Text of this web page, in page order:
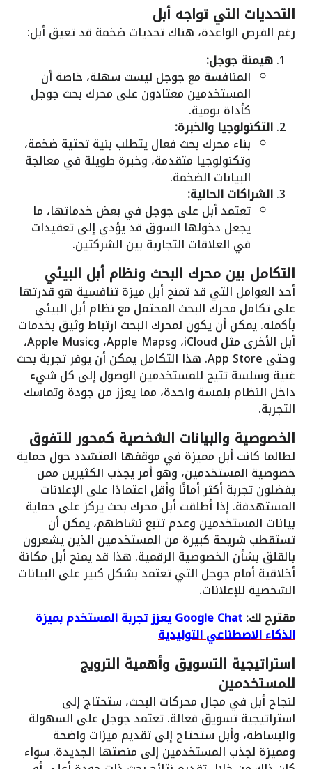
التحديات التي تواجه أبل
رغم الفرص الواعدة، هناك تحديات ضخمة قد تعيق أبل:
هيمنة جوجل:
المنافسة مع جوجل ليست سهلة، خاصة أن
المستخدمين معتادون على محرك بحث جوجل
كأداة يومية.
التكنولوجيا والخبرة:
بناء محرك بحث فعال يتطلب بنية تحتية ضخمة،
وتكنولوجيا متقدمة، وخبرة طويلة في معالجة
البيانات الضخمة.
الشراكات الحالية:
تعتمد أبل على جوجل في بعض خدماتها، ما
يجعل دخولها السوق قد يؤدي إلى تعقيدات
في العلاقات التجارية بين الشركتين.
التكامل بين محرك البحث ونظام أبل البيئي
أحد العوامل التي قد تمنح أبل ميزة تنافسية هو قدرتها
على تكامل محرك البحث المحتمل مع نظام أبل البيئي
بأكمله. يمكن أن يكون لمحرك البحث ارتباط وثيق بخدمات
أبل الأخرى مثل iCloud، وApple Maps، وApple Music،
وحتى App Store. هذا التكامل يمكن أن يوفر تجربة بحث
غنية وسلسة تتيح للمستخدمين الوصول إلى كل شيء
داخل النظام بلمسة واحدة، مما يعزز من جودة وتماسك
التجربة.
الخصوصية والبيانات الشخصية كمحور للتفوق
لطالما كانت أبل مميزة في موقفها المتشدد حول حماية
خصوصية المستخدمين، وهو أمر يجذب الكثيرين ممن
يفضلون تجربة أكثر أمانًا وأقل اعتمادًا على الإعلانات
المستهدفة. إذا أطلقت أبل محرك بحث يركز على حماية
بيانات المستخدمين وعدم تتبع نشاطهم، يمكن أن
تستقطب شريحة كبيرة من المستخدمين الذين يشعرون
بالقلق بشأن الخصوصية الرقمية. هذا قد يمنح أبل مكانة
أخلاقية أمام جوجل التي تعتمد بشكل كبير على البيانات
الشخصية للإعلانات.
مقترح لك:
Google Chat يعزز تجربة المستخدم بميزة
الذكاء الاصطناعي التوليدية
استراتيجية التسويق وأهمية الترويج
للمستخدمين
لنجاح أبل في مجال محركات البحث، ستحتاج إلى
استراتيجية تسويق فعالة. تعتمد جوجل على السهولة
والبساطة، وأبل ستحتاج إلى تقديم ميزات واضحة
ومميزة لجذب المستخدمين إلى منصتها الجديدة. سواء